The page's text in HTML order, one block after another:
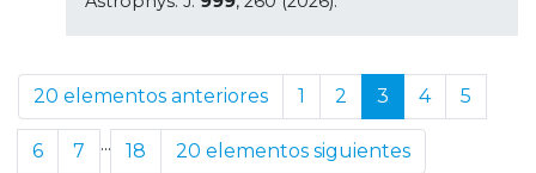
20 elementos anteriores 1 2 3 4 5
6 7 ... 18 20 elementos siguientes